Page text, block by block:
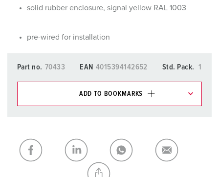
solid rubber enclosure, signal yellow RAL 1003
pre-wired for installation
Part no. 70433 EAN 4015394142652 Std. Pack. 1
ADD TO BOOKMARKS
My list ADD
CREATE A NEW LIST